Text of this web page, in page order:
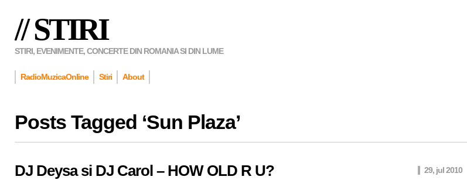
// STIRI
STIRI, EVENIMENTE, CONCERTE DIN ROMANIA SI DIN LUME
RadioMuzicaOnline Stiri About
Posts Tagged ‘Sun Plaza’
DJ Deysa si DJ Carol – HOW OLD R U? 29, jul 2010